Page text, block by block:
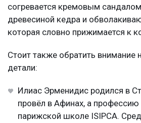
согревается кремовым
древесиной кедра и
которая словно прижимается к
Стоит также обратить
детали:
Илиас Эрменидис родился в
провёл в Афинах, а профессию
парижской школе ISIPCA.